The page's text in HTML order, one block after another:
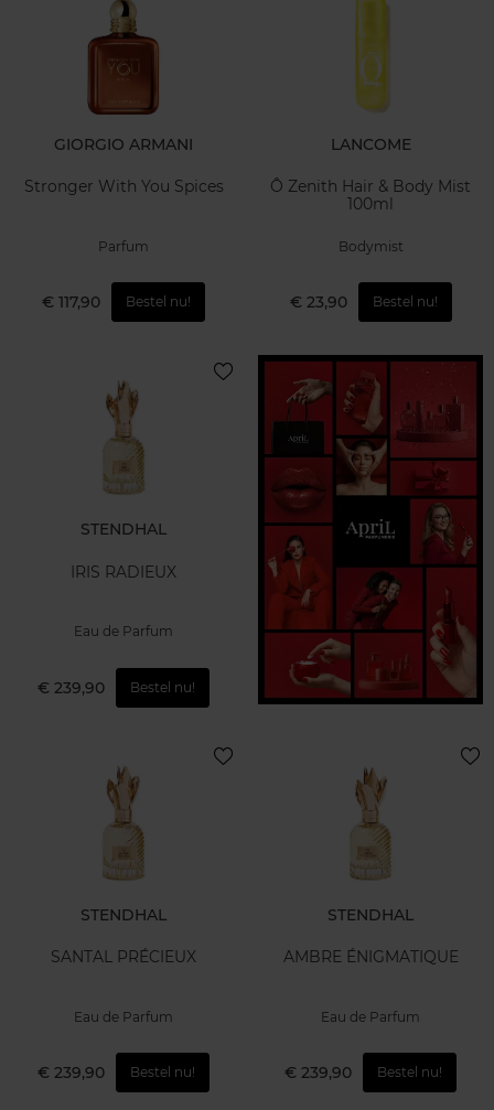
GIORGIO ARMANI
Stronger With You Spices
Parfum
€ 117,90 Bestel nu!
LANCOME
Ô Zenith Hair & Body Mist
100ml
Bodymist
€ 23,90 Bestel nu!
STENDHAL
IRIS RADIEUX
Eau de Parfum
€ 239,90 Bestel nu!
STENDHAL
SANTAL PRÉCIEUX
Eau de Parfum
€ 239,90 Bestel nu!
STENDHAL
AMBRE ÉNIGMATIQUE
Eau de Parfum
€ 239,90 Bestel nu!